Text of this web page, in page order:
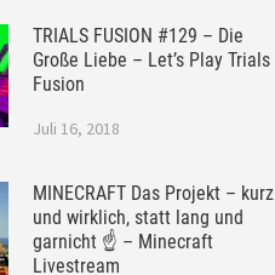
TRIALS FUSION #129 – Die
Große Liebe – Let’s Play Trials
Fusion
Juli 16, 2018
MINECRAFT Das Projekt – kurz
und wirklich, statt lang und
garnicht ☝ – Minecraft
Livestream